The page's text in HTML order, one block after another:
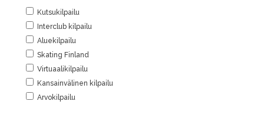
Kutsukilpailu
Interclub kilpailu
Aluekilpailu
Skating Finland
Virtuaalikilpailu
Kansainvälinen kilpailu
Arvokilpailu